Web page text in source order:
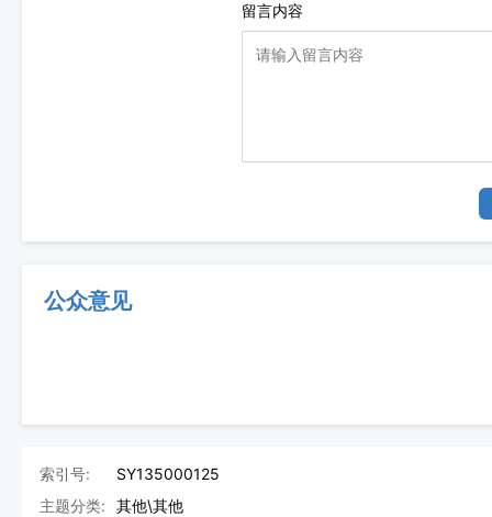
留言内容
公众意见
索引号:
SY135000125
主题分类:
其他\其他